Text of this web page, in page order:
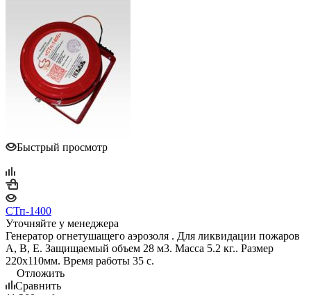
Быстрый просмотр
СТп-1400
Уточняйте у менеджера
Генератор огнетушащего аэрозоля . Для ликвидации пожаров
A, B, E. Защищаемый объем 28 м3. Масса 5.2 кг.. Размер
220х110мм. Время работы 35 с.
Отложить
Сравнить